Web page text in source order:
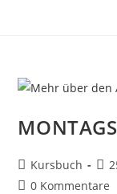
Kursbuch
0 Kommentare